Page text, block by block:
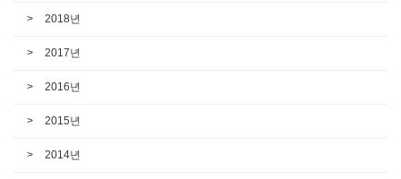
2018년
2017년
2016년
2015년
2014년